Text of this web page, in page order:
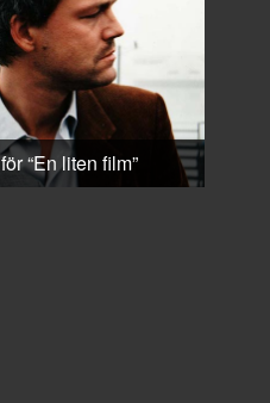
“En liten film”